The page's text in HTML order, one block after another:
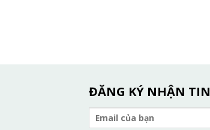
ĐĂNG KÝ NHẬN TIN